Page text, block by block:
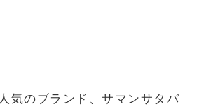
気のブランド、サマンサタバ